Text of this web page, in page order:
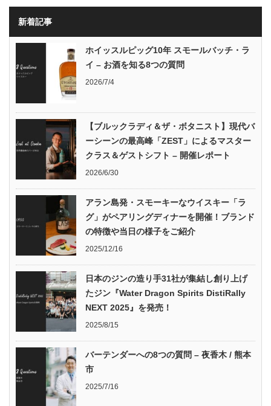
新着記事
ホイッスルピッグ10年 スモールバッチ・ラ
イ – お酒を知る8つの質問
2026/7/4
【ブルックラディ＆ザ・ボタニスト】現代バ
ーシーンの最高峰「ZEST」によるマスター
クラス＆ゲストシフト – 開催レポート
2026/6/30
アラン島発・スモーキーなウイスキー「ラ
グ」がペアリングディナーを開催！ブランド
の特徴や当日の様子をご紹介
2025/12/16
日本のジンの造り手31社が集結し創り上げ
たジン『Water Dragon Spirits DistiRally
NEXT 2025』を発売！
2025/8/15
バーテンダーへの8つの質問 – 夜香木 / 熊本
市
2025/7/16